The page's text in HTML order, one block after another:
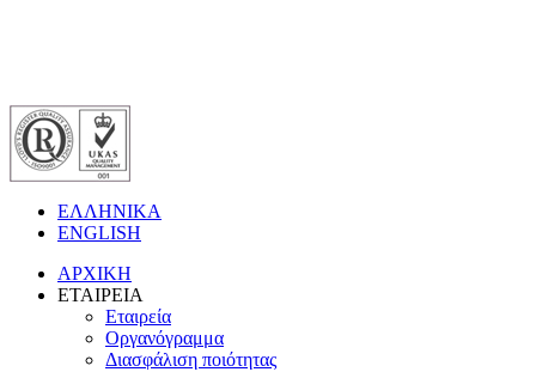
ΕΛΛΗΝΙΚΑ
ENGLISH
ΑΡΧΙΚΗ
ΕΤΑΙΡΕΙΑ
Εταιρεία
Οργανόγραμμα
Διασφάλιση ποιότητας